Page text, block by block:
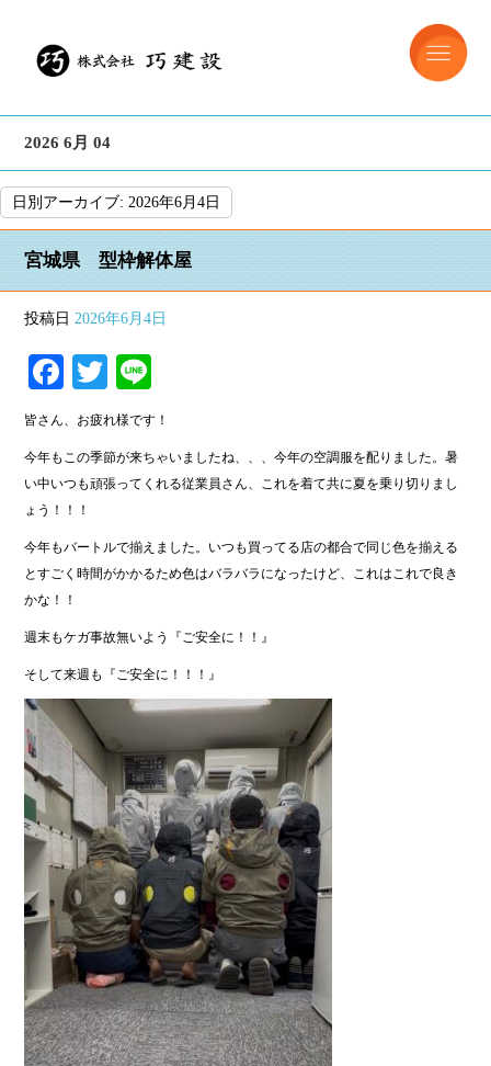
2026 6月 04
日別アーカイブ: 2026年6月4日
宮城県 型枠解体屋
投稿日 2026年6月4日
Facebook
Twitter
皆さん、お疲れ様です！
今年もこの季節が来ちゃいましたね、、、今年の空調服を配りました。暑
い中いつも頑張ってくれる従業員さん、これを着て共に夏を乗り切りまし
ょう！！！
今年もバートルで揃えました。いつも買ってる店の都合で同じ色を揃える
とすごく時間がかかるため色はバラバラになったけど、これはこれで良き
かな！！
週末もケガ事故無いよう『ご安全に！！』
そして来週も『ご安全に！！！』